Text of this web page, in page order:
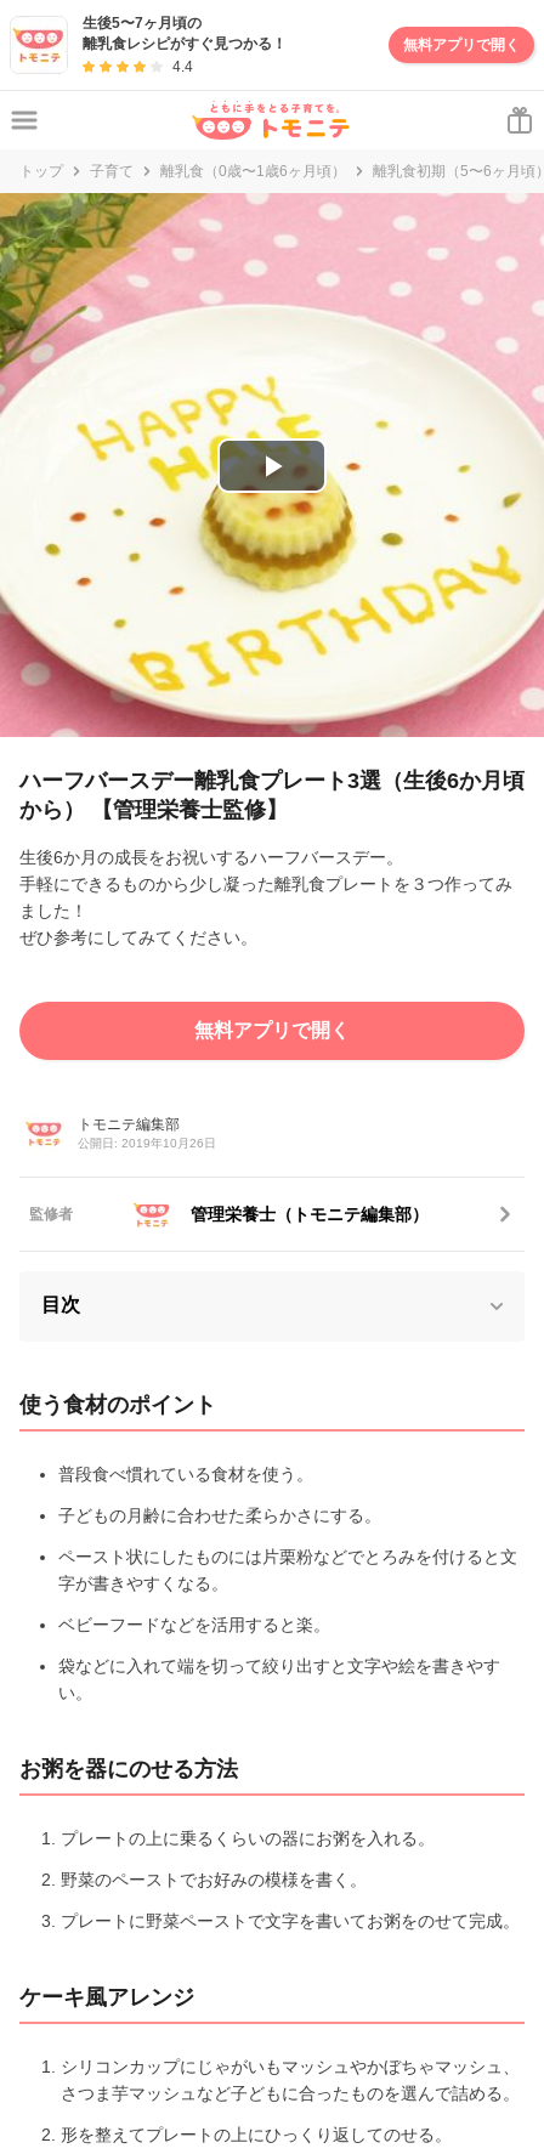
生後5〜7ヶ月頃の
離乳食レシピがすぐ見つかる！
4.4
無料アプリで開く
トップ 子育て 離乳食（0歳〜1歳6ヶ月頃） 離乳食初期（5〜6ヶ月頃
P
l
a
y
V
i
d
e
ハーフバースデー離乳食プレート3選（生後6か月頃
から） 【管理栄養士監修】
生後6か月の成長をお祝いするハーフバースデー。
手軽にできるものから少し凝った離乳食プレートを３つ作ってみ
ました！
ぜひ参考にしてみてください。
無料アプリで開く
トモニテ編集部
公開日: 2019年10月26日
監修者 管理栄養士（トモニテ編集部）
目次
使う食材のポイント
普段食べ慣れている食材を使う。
子どもの月齢に合わせた柔らかさにする。
ペースト状にしたものには片栗粉などでとろみを付けると文
字が書きやすくなる。
ベビーフードなどを活用すると楽。
袋などに入れて端を切って絞り出すと文字や絵を書きやす
い。
お粥を器にのせる方法
プレートの上に乗るくらいの器にお粥を入れる。
野菜のペーストでお好みの模様を書く。
プレートに野菜ペーストで文字を書いてお粥をのせて完成。
ケーキ風アレンジ
シリコンカップにじゃがいもマッシュやかぼちゃマッシュ、
さつま芋マッシュなど子どもに合ったものを選んで詰める。
形を整えてプレートの上にひっくり返してのせる。
妊娠・出産・子育て情報サイト | トモニテ